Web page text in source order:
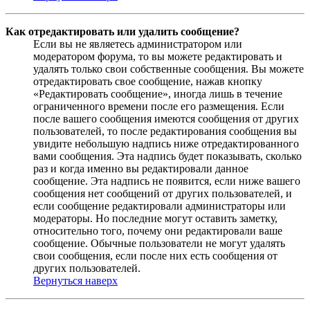
Как отредактировать или удалить сообщение?
Если вы не являетесь администратором или
модератором форума, то вы можете редактировать и
удалять только свои собственные сообщения. Вы можете
отредактировать свое сообщение, нажав кнопку
«Редактировать сообщение», иногда лишь в течение
ограниченного времени после его размещения. Если
после вашего сообщения имеются сообщения от других
пользователей, то после редактирования сообщения вы
увидите небольшую надпись ниже отредактированного
вами сообщения. Эта надпись будет показывать, сколько
раз и когда именно вы редактировали данное
сообщение. Эта надпись не появится, если ниже вашего
сообщения нет сообщений от других пользователей, и
если сообщение редактировали администраторы или
модераторы. Но последние могут оставить заметку,
относительно того, почему они редактировали ваше
сообщение. Обычные пользователи не могут удалять
свои сообщения, если после них есть сообщения от
других пользователей.
Вернуться наверх